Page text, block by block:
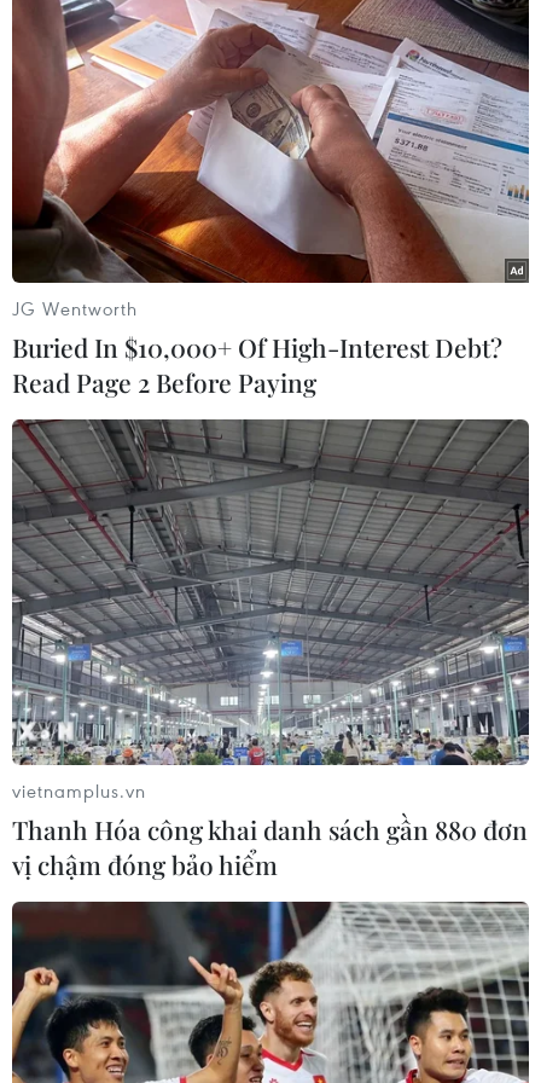
Nhận định Việt Nam vs
Indonesia: Thầy Kim cần
thay đổi để giành chiến
thắng?
03/08/2026 00:06
Yemen có thể trở thành
mặt trận quyết định của
xung đột Mỹ-Iran?
02/08/2026 13:33
Xem thêm
CƠ QUAN CHỦ QUẢN: THÔNG TẤN XÃ VIỆT NAM
Tổng Biên tập: TRẦN TIẾN DUẨN
Phó Tổng Biên tập: NGUYỄN THỊ TÁM, KHÚC THANH
THỦY
Sở hữu trí tuệ
Quy định sử dụng
RSS
Hỗ trợ
Ngôn ngữ
TTXVN
Dịch vụ tin
Quảng cáo
Liên hệ
Giấy phép số: 1374/GP-BTTTT do Bộ Thông tin và Truyền thông
Quảng cáo: Phó TBT Nguyễn Thị Tám: 093.5958688, Email:
tamvna@gmail.com
Điện thoại: (024) 39411349 - (024) 39411348, Fax: (024)
39411348
JG Wentworth
Buried In $10,000+ Of High-Interest Debt?
Read Page 2 Before Paying
vietnamplus.vn
Thanh Hóa công khai danh sách gần 880 đơn
vị chậm đóng bảo hiểm